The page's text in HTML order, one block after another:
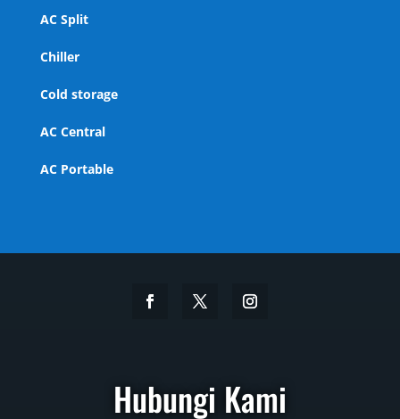
AC Split
Chiller
Cold storage
AC Central
AC Portable
Hubungi Kami